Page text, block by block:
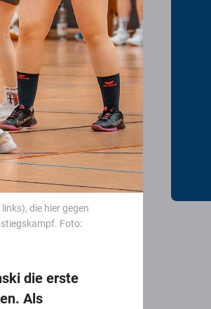
die hier gegen
Foto:
die erste
Als